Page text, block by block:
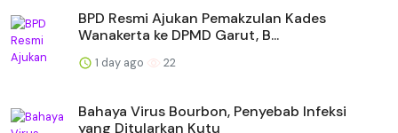
BPD Resmi Ajukan Pemakzulan Kades
Wanakerta ke DPMD Garut, B...
1 day ago 22
Bahaya Virus Bourbon, Penyebab Infeksi
yang Ditularkan Kutu